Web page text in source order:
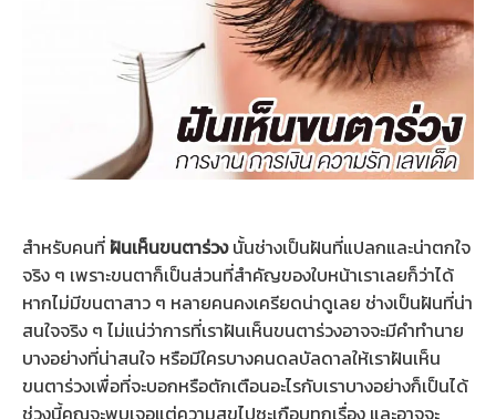
สำหรับคนที่ ฝันเห็นขนตาร่วงนั้นช่างเป็นฝันที่แปลกและน่าตกใจ
จริง ๆ เพราะขนตาก็เป็นส่วนที่สำคัญของใบหน้าเราเลยก็ว่าได้
หากไม่มีขนตาสาว ๆ หลายคนคงเครียดน่าดูเลย ช่างเป็นฝันที่น่า
สนใจจริง ๆ ไม่แน่ว่าการที่เราฝันเห็นขนตาร่วงอาจจะมีคำทำนาย
บางอย่างที่น่าสนใจ หรือมีใครบางคนดลบัลดาลให้เราฝันเห็น
ขนตาร่วงเพื่อที่จะบอกหรือตักเตือนอะไรกับเราบางอย่างก็เป็นได้